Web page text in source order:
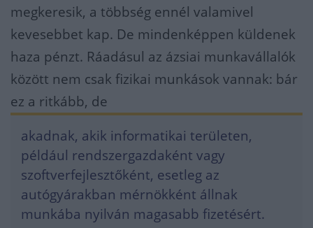
megkeresik, a többség ennél valamivel
kevesebbet kap. De mindenképpen küldenek
haza pénzt. Ráadásul az ázsiai munkavállalók
között nem csak fizikai munkások vannak: bár
ez a ritkább, de
akadnak, akik informatikai területen,
például rendszergazdaként vagy
szoftverfejlesztőként, esetleg az
autógyárakban mérnökként állnak
munkába nyilván magasabb fizetésért.